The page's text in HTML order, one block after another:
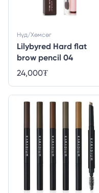
Lilybyred Hard flat
brow pencil 04
Нүд/Хөмсөг
24,000₮